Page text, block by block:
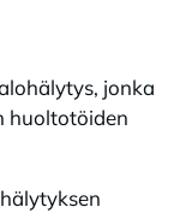
jonka
huoltotöiden